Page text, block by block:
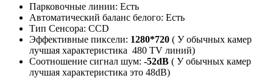
Парковочные линии: Есть
Автоматический баланс белого: Есть
Тип Сенсора: CCD
Эффективные пиксели: 1280*720 ( У обычных камер
лучшая характеристика 480 TV линий)
Соотношение сигнал шум: -52dB ( У обычных камер
лучшая характеристика это 48dB)